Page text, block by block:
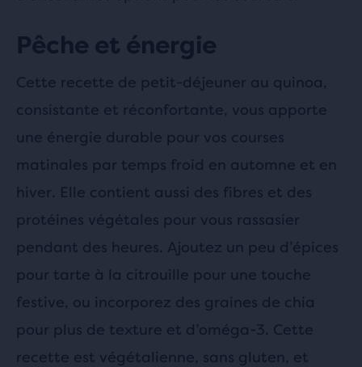
Pêche et énergie
Cette recette de petit-déjeuner au quinoa,
consistante et réconfortante, vous apporte
une énergie durable pour vos courses
matinales par temps froid en automne et en
hiver. Elle contient aussi des fibres et des
protéines végétales pour vous rassasier
pendant des heures. Ajoutez un peu d’épices
pour tarte à la citrouille pour une touche
festive, ou incorporez des graines de chia
pour plus de texture et d’oméga-3. Cette
recette est végétalienne, sans gluten, et